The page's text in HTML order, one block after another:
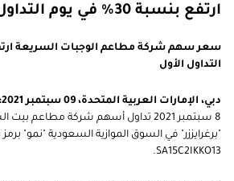
ارتفع بنسبة 30٪ في يوم التداول الأول
التداول الأول
دبي، الإمارات العربية المتحدة، 09 سبتمبر 2021:
8 سبتمبر 2021 تداول أسهم شركة مطاعم
SA15C2IKKO13.